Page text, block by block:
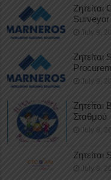
Surveyor
July 9,
July 9,
Σταθμού
July 8,
July 8,